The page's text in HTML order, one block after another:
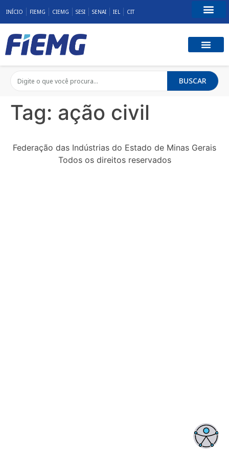
INÍCIO FIEMG CIEMG SESI SENAI IEL CIT
BUSCAR
Tag: ação civil
Federação das Indústrias do Estado de Minas Gerais
Todos os direitos reservados